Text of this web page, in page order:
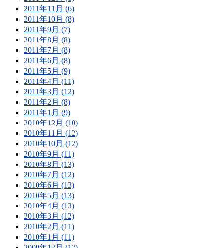
2011年11月 (6)
2011年10月 (8)
2011年9月 (7)
2011年8月 (8)
2011年7月 (8)
2011年6月 (8)
2011年5月 (9)
2011年4月 (11)
2011年3月 (12)
2011年2月 (8)
2011年1月 (9)
2010年12月 (10)
2010年11月 (12)
2010年10月 (12)
2010年9月 (11)
2010年8月 (13)
2010年7月 (12)
2010年6月 (13)
2010年5月 (13)
2010年4月 (13)
2010年3月 (12)
2010年2月 (11)
2010年1月 (11)